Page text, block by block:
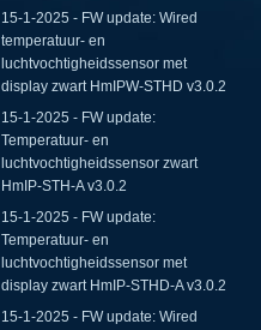
15-1-2025 - FW update: Wired
temperatuur- en
luchtvochtigheidssensor met
display zwart HmIPW-STHD v3.0.2
15-1-2025 - FW update:
Temperatuur- en
luchtvochtigheidssensor zwart
HmIP-STH-A v3.0.2
15-1-2025 - FW update:
Temperatuur- en
luchtvochtigheidssensor met
display zwart HmIP-STHD-A v3.0.2
15-1-2025 - FW update: Wired